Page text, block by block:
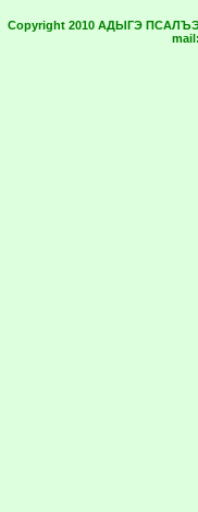
Copyright 2010 АДЫГЭ
mail: